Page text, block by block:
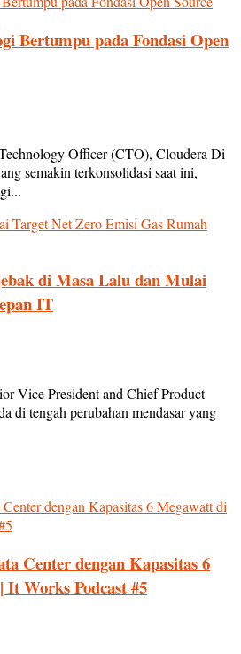
Bertumpu pada Fondasi Open
Officer (CTO), Cloudera Di
semakin terkonsolidasi saat ini,
di Masa Lalu dan Mulai
IT
Vice President and Chief Product
di tengah perubahan mendasar yang
Center dengan Kapasitas 6
Works Podcast #5